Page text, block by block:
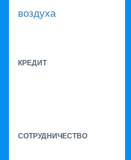
воздуха
КРЕДИТ
СОТРУДНИЧЕСТВО